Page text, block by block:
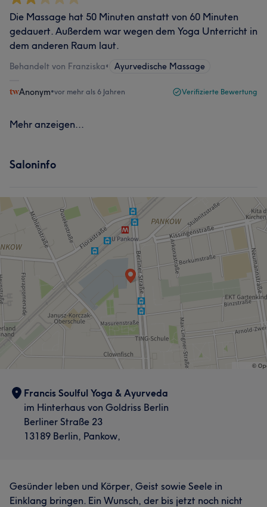
Die Massage hat 50 Minuten anstatt von 60 Minuten
gedauert. Außerdem war wegen dem Yoga Unterricht in
dem anderen Raum laut.
Behandelt von Franziska• Ayurvedische Massage
Anonym•vor mehr als 6 Jahren Verifizierte Bewertung
Mehr anzeigen...
Saloninfo
Francis Soulful Yoga & Ayurveda
im Hinterhaus von Goldriss Berlin
Berliner Straße 23
13189 Berlin, Pankow,
Gesünder leben und Körper, Geist sowie Seele in
Einklang bringen. Ein Wunsch, der bis jetzt noch nicht